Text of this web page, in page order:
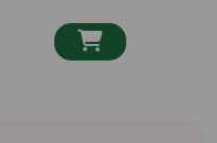
